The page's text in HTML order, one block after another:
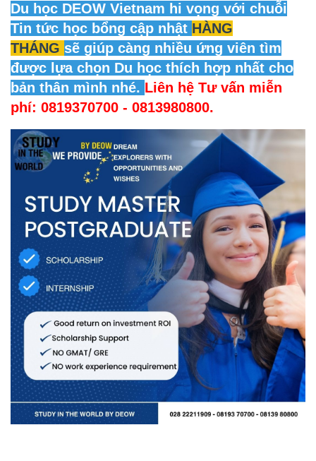
Du học DEOW Vietnam hi vọng với chuỗi
Tin tức học bổng cập nhật HÀNG
THÁNG sẽ giúp càng nhiều ứng viên tìm
được lựa chọn Du học thích hợp nhất cho
bản thân mình nhé. Liên hệ Tư vấn miễn
phí: 0819370700 - 0813980800.